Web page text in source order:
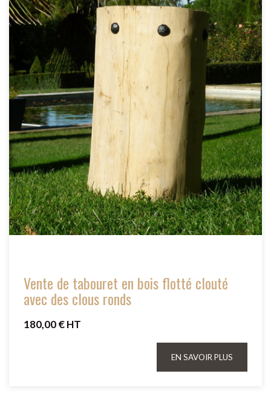
Vente de tabouret en bois flotté clouté
avec des clous ronds
180,00 € HT
EN SAVOIR PLUS